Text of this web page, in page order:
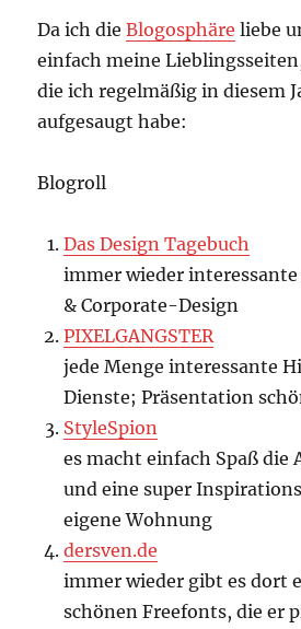
Da ich dieBlogosphäre liebe
einfach meine
die ich regelmäßig in diesem
aufgesaugt habe:
Blogroll
Das Design Tagebuch
immer wieder
& Corporate-Design
PIXELGANGSTER
jede Menge interessante
Dienste; Präsentation
StyleSpion
es macht einfach Spaß die
und eine super
eigene Wohnung
dersven.de
immer wieder gibt es dort
schönen Freefonts, die er